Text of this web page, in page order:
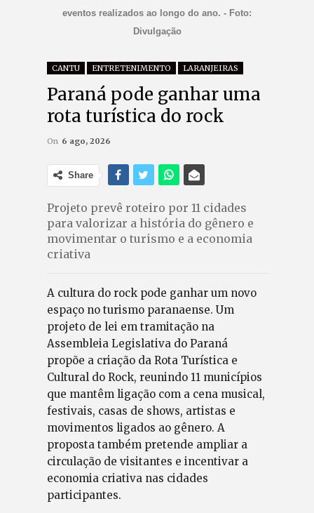
eventos realizados ao longo do ano. - Foto:
Divulgação
CANTU ENTRETENIMENTO LARANJEIRAS
Paraná pode ganhar uma
rota turística do rock
On 6 ago, 2026
Share
Projeto prevê roteiro por 11 cidades
para valorizar a história do gênero e
movimentar o turismo e a economia
criativa
A cultura do rock pode ganhar um novo
espaço no turismo paranaense. Um
projeto de lei em tramitação na
Assembleia Legislativa do Paraná
propõe a criação da Rota Turística e
Cultural do Rock, reunindo 11 municípios
que mantêm ligação com a cena musical,
festivais, casas de shows, artistas e
movimentos ligados ao gênero. A
proposta também pretende ampliar a
circulação de visitantes e incentivar a
economia criativa nas cidades
participantes.